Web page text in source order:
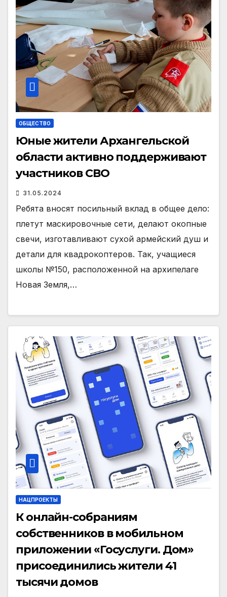
ОБЩЕСТВО
Юные жители Архангельской
области активно поддерживают
участников СВО
31.05.2024
Ребята вносят посильный вклад в общее дело:
плетут маскировочные сети, делают окопные
свечи, изготавливают сухой армейский душ и
детали для квадрокоптеров. Так, учащиеся
школы №150, расположенной на архипелаге
Новая Земля,…
НАЦПРОЕКТЫ
К онлайн-собраниям
собственников в мобильном
приложении «Госуслуги. Дом»
присоединились жители 41
тысячи домов